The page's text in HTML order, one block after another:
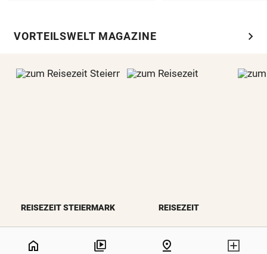
VORTEILSWELT MAGAZINE chevron_right
REISEZEIT STEIERMARK REISEZEIT
home pin_drop
NaN%